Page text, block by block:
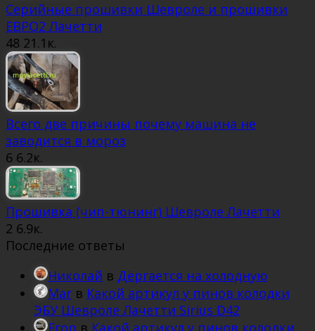
Серийные прошивки Шевроле и прошивки
ЕВРО2 Лачетти
48 21.1к.
Всего две причины почему машина не
заводится в мороз
6 6.2к.
Прошивка (чип-тюнинг) Шевроле Лачетти
2 6.9к.
Последние ответы
Николай в Дёргается на холодную
Mar в Какой артикул у пинов колодки
ЭБУ Шевроле Лачетти Sirius D42